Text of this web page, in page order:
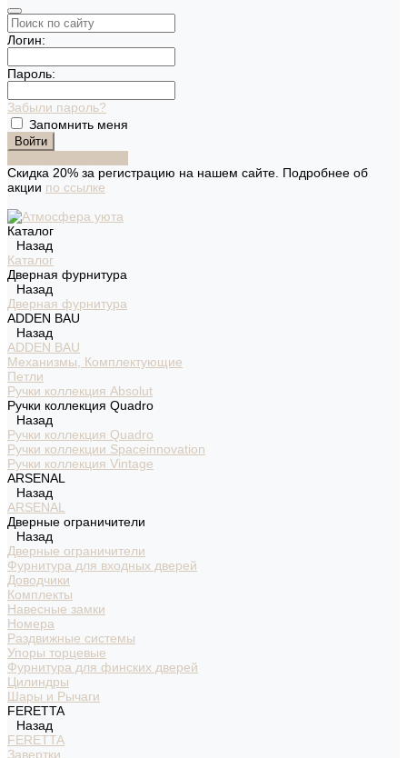
Логин:
Пароль:
Забыли пароль?
Запомнить меня
Скидка 20% за регистрацию на нашем сайте. Подробнее об
акции по ссылке
Каталог
Назад
Каталог
Дверная фурнитура
Назад
Дверная фурнитура
ADDEN BAU
Назад
ADDEN BAU
Механизмы, Комплектующие
Петли
Ручки коллекция Absolut
Ручки коллекция Quadro
Назад
Ручки коллекция Quadro
Ручки коллекции Spaceinnovation
Ручки коллекция Vintage
ARSENAL
Назад
ARSENAL
Дверные ограничители
Назад
Дверные ограничители
Фурнитура для входных дверей
Доводчики
Комплекты
Навесные замки
Номера
Раздвижные системы
Упоры торцевые
Фурнитура для финских дверей
Цилиндры
Шары и Рычаги
FERETTA
Назад
FERETTA
Завертки